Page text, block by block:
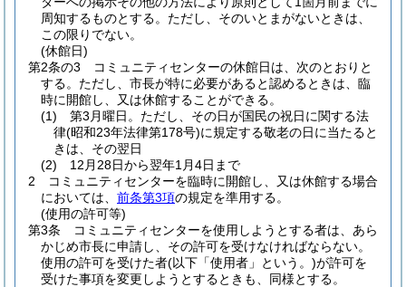
周知するものとする。 ただし、そのいとまがないときは、
この限りでない。
(休館日)
第2条の3
コミュニティセンターの休館日は、次のとおりと
する。 ただし、市長が特に必要があると認めるときは、臨
時に開館し、又は休館することができる。
(1)
第3月曜日。 ただし、その日が国民の祝日に関する法
律(昭和23年法律第178号)に規定する敬老の日に当たると
きは、その翌日
(2)
12月28日から翌年1月4日まで
2
コミュニティセンターを臨時に開館し、又は休館する場合
においては、 前条第3項の規定を準用する。
(使用の許可等)
第3条
コミュニティセンターを使用しようとする者は、あら
かじめ市長に申請し、その許可を受けなければならない。
使用の許可を受けた者(以下「使用者」という。)が許可を
受けた事項を変更しようとするときも、同様とする。